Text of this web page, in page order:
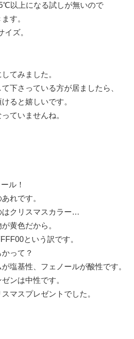
以上になる試しが無いので
す。
ズ。
てみました。
下さっている方が居ましたら、
ると嬉しいです。
ていませんね。
ル！
れです。
はクリスマスカラー…
黄色だから。
という訳です。
って？
塩基性、フェノールが酸性です。
ンは中性です。
マスプレゼントでした。